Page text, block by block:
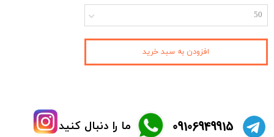
50
افزودن به سبد خرید
ما را دنبال کنید ​09106949915